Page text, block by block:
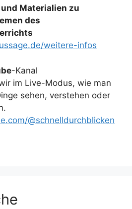
Materialien zu
des
weitere-infos
-Kanal
im Live-Modus, wie man
sehen, verstehen oder
@schnelldurchblicken